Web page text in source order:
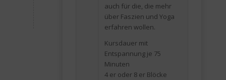
auch für die, die mehr
über Faszien und Yoga
erfahren wollen.
Kursdauer mit
Entspannung je 75
Minuten
4 er oder 8 er Blöcke